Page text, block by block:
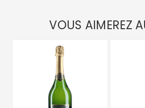
VOUS AIMEREZ